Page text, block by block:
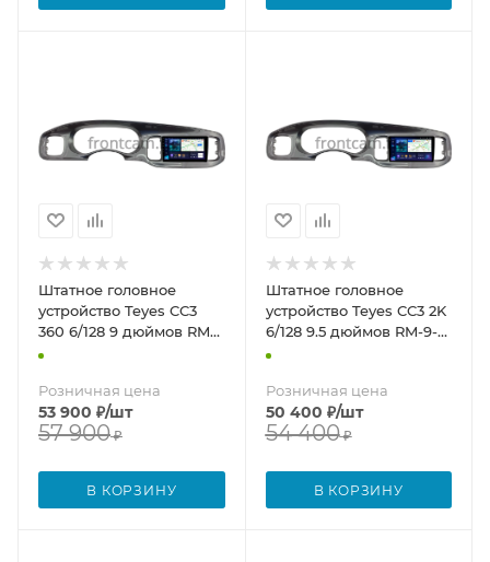
Штатное головное
устройство Teyes CC3
360 6/128 9 дюймов RM-
9-2200 для Dodge
(глянцевая, серая) на
Android 10 (4G-SIM, DSP,
QLed)
Розничная цена
53 900 ₽/шт
57 900₽
В КОРЗИНУ
Штатное головное
устройство Teyes CC3 2K
6/128 9.5 дюймов RM-9-
2200 для Dodge Charger
серая) на Android 10
(4G-SIM, DSP, QLed)
Розничная цена
50 400 ₽/шт
54 400₽
В КОРЗИНУ